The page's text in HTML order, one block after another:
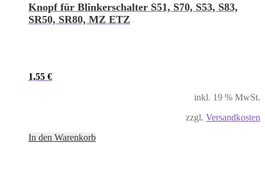
Knopf für Blinkerschalter S51, S70, S53, S83,
SR50, SR80, MZ ETZ
1,55 €
inkl. 19 % MwSt.
zzgl. Versandkosten
In den Warenkorb